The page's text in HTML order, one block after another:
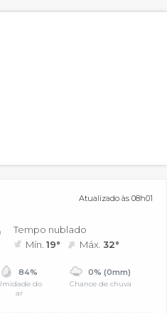
Atualizado às 08h01
Tempo nublado
Mín.19° Máx.32°
84%
do
ar
0% (0mm)
Chance de chuva